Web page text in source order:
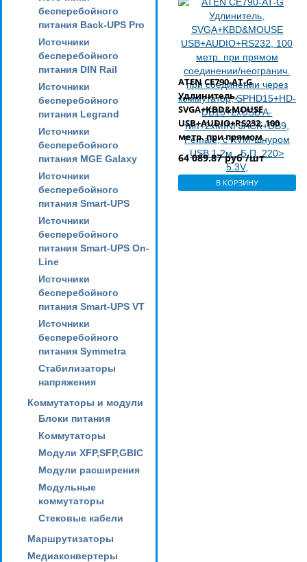
бесперебойного
питания Back-UPS Pro
Источники
бесперебойного
питания DIN Rail
Источники
бесперебойного
питания Legrand
Источники
бесперебойного
питания MGE Galaxy
Источники
бесперебойного
питания Smart-UPS
Источники
бесперебойного
питания Smart-UPS On-
Line
Источники
бесперебойного
питания Smart-UPS VT
Источники
бесперебойного
питания Symmetra
Стабилизаторы
напряжения
Коммутаторы и модули
Блоки питания
Коммутаторы
Модули XFP,SFP,GBIC
Модули расширения
Модульные
коммутаторы
Стековые кабели
Маршрутизаторы
Медиаконвертеры
ATEN CE790-AT-G
Удлинитель,
SVGA+KBD&MOUSE
USB+AUDIO+RS232, 100
метр. при прямом
соединении/неогранич.
при соединении через
коммутатор, SPHD15+HD-
DB15+2xUSB A-
64 089.87 руб /шт
В КОРЗИНУ